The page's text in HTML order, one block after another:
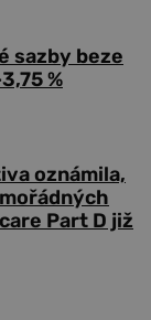
sazby beze
%
oznámila,
Part D již